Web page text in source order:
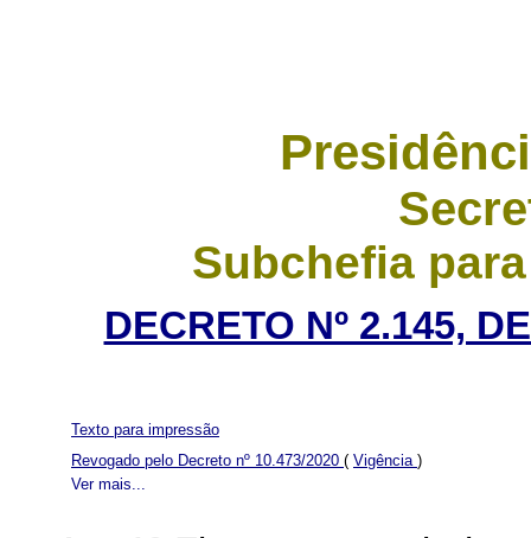
Subchefia
DECRETO Nº 2.145,
Ver mais...
Texto para impressão
Revogado pelo Decreto nº 10.473/2020 ( Vigência )